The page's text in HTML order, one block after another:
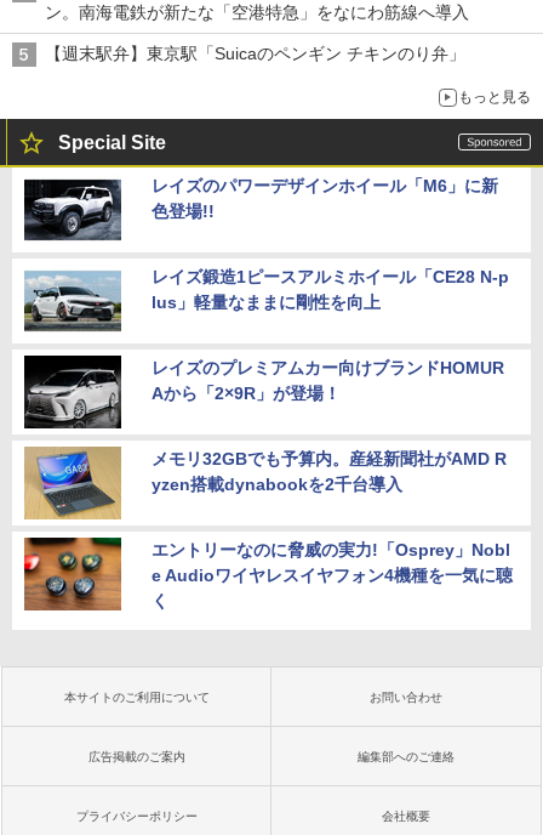
ン。南海電鉄が新たな「空港特急」をなにわ筋線へ導入
【週末駅弁】東京駅「Suicaのペンギン チキンのり弁」
もっと見る
Special Site
レイズのパワーデザインホイール「M6」に新
色登場!!
レイズ鍛造1ピースアルミホイール「CE28 N-p
lus」軽量なままに剛性を向上
レイズのプレミアムカー向けブランドHOMUR
Aから「2×9R」が登場！
メモリ32GBでも予算内。産経新聞社がAMD R
yzen搭載dynabookを2千台導入
エントリーなのに脅威の実力!「Osprey」Nobl
e Audioワイヤレスイヤフォン4機種を一気に聴
く
本サイトのご利用について お問い合わせ
広告掲載のご案内 編集部へのご連絡
プライバシーポリシー 会社概要